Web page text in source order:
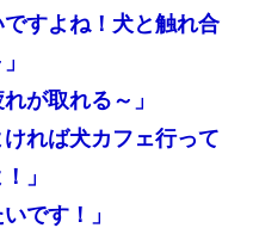
すよね！犬と触れ合
が取れる～」
れば犬カフェ行って
」
です！」